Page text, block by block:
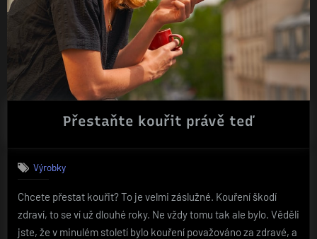
Přestaňte kouřit právě teď
Výrobky
Chcete přestat kouřit? To je velmi záslužné. Kouření škodí
zdraví, to se ví už dlouhé roky. Ne vždy tomu tak ale bylo. Věděli
jste, že v minulém století bylo kouření považováno za zdravé, a